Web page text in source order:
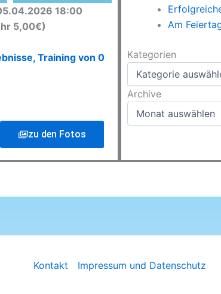
18:00
5,00€)
Training von 0
zu den Fotos
Am
Kategorien
Kategorien
Archive
Archive
Kontakt Impressum und Datenschutz